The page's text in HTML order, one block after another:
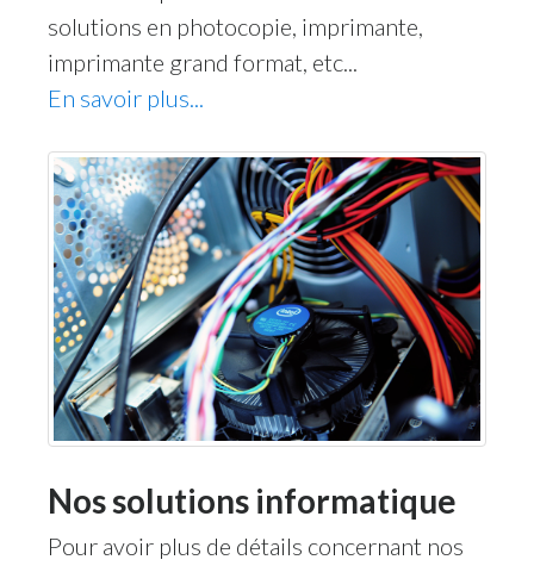
solutions en photocopie, imprimante,
imprimante grand format, etc...
En savoir plus...
Nos solutions informatique
Pour avoir plus de détails concernant nos